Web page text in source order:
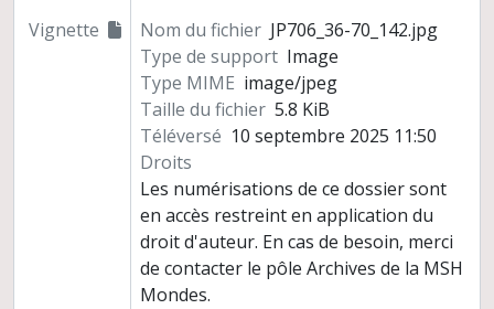
Vignette
Nom du fichier JP706_36-70_142.jpg
Type de support Image
Type MIME image/jpeg
Taille du fichier 5.8 KiB
Téléversé 10 septembre 2025 11:50
Droits
Les numérisations de ce dossier sont
en accès restreint en application du
droit d'auteur. En cas de besoin, merci
de contacter le pôle Archives de la MSH
Mondes.